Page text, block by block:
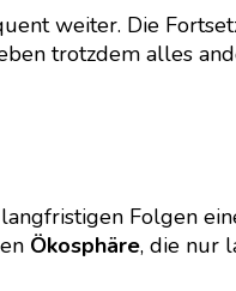
weiter. Die
trotzdem alles
Folgen
Ökosphäre, die nur